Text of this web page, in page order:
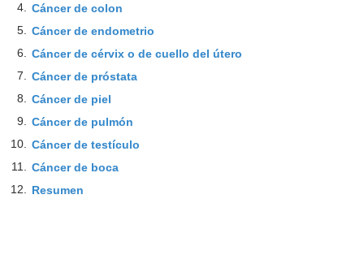
4. Cáncer de colon
5. Cáncer de endometrio
6. Cáncer de cérvix o de cuello del útero
7. Cáncer de próstata
8. Cáncer de piel
9. Cáncer de pulmón
10. Cáncer de testículo
11. Cáncer de boca
12. Resumen